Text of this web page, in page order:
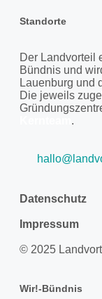
Standorte
Der Landvorteil
Bündnis und
Lauenburg und
Die jeweils
.
Datenschutz
Impressum
© 2025
Wir!-Bündnis